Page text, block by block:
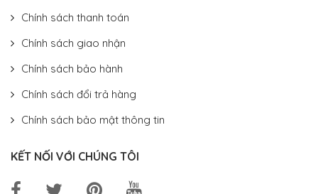
Chính sách thanh toán
Chính sách giao nhận
Chính sách bảo hành
Chính sách đổi trả hàng
Chính sách bảo mật thông tin
KẾT NỐI VỚI CHÚNG TÔI